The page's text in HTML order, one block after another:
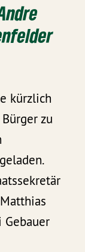
kürzlich
zu
Gebauer